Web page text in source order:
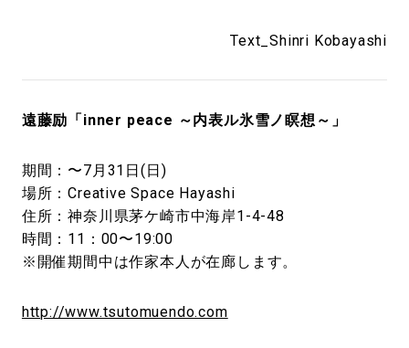
Text_Shinri Kobayashi
遠藤励「inner peace ～内表ル氷雪ノ瞑想～」
期間：〜7月31日(日)
場所：Creative Space Hayashi
住所：神奈川県茅ケ崎市中海岸1-4-48
時間：11：00〜19:00
※開催期間中は作家本人が在廊します。
http://www.tsutomuendo.com